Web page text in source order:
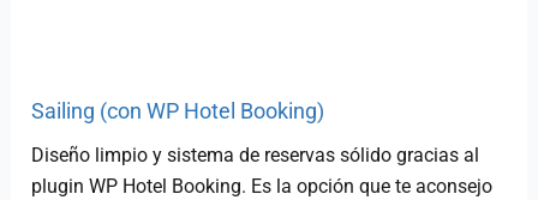
Sailing (con WP Hotel Booking)
Diseño limpio y sistema de reservas sólido gracias al
plugin WP Hotel Booking. Es la opción que te aconsejo